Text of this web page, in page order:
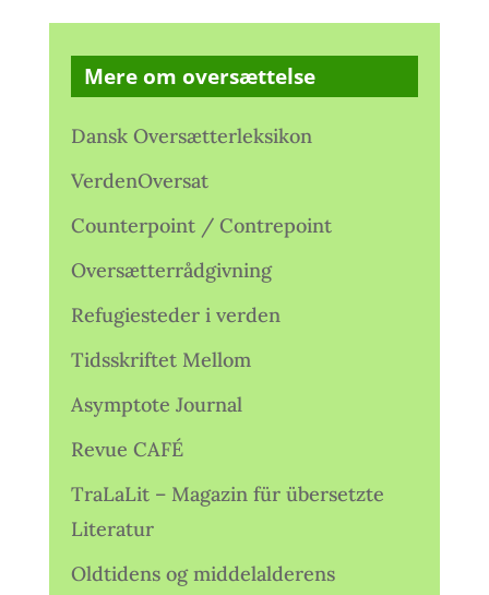
Mere om oversættelse
Dansk Oversætterleksikon
VerdenOversat
Counterpoint / Contrepoint
Oversætterrådgivning
Refugiesteder i verden
Tidsskriftet Mellom
Asymptote Journal
Revue CAFÉ
TraLaLit – Magazin für übersetzte
Literatur
Oldtidens og middelalderens